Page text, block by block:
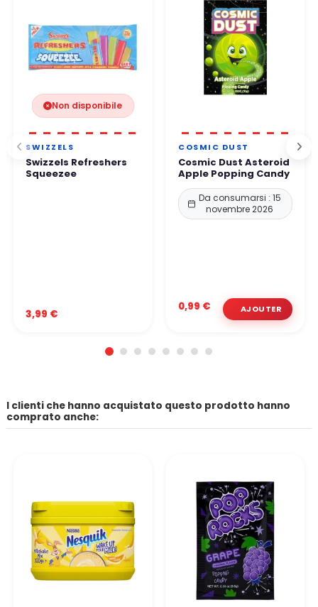
Non disponibile
SWIZZELS
Swizzels Refreshers
Squeezee
3,99 €
COSMIC DUST
Cosmic Dust Asteroid
Apple Popping Candy
Da consumarsi : 15
novembre 2026
0,99 €
I clienti che hanno acquistato questo prodotto hanno
comprato anche: